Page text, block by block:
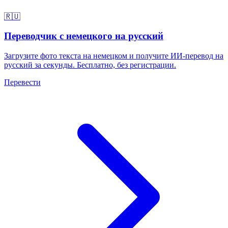
🇷🇺
Переводчик с немецкого на русский
Загрузите фото текста на немецком и получите ИИ-перевод на
русский за секунды. Бесплатно, без регистрации.
Перевести